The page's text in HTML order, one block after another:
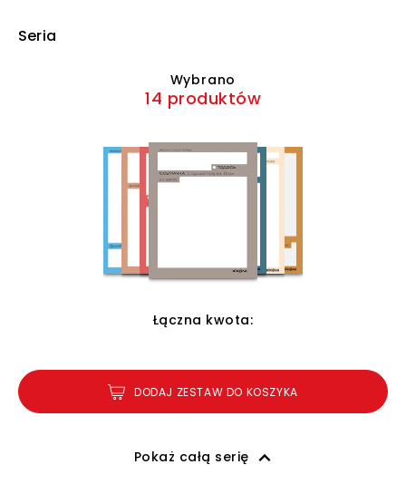
Seria
Wybrano
14 produktów
Łączna kwota:
DODAJ ZESTAW DO KOSZYKA
Pokaż całą serię